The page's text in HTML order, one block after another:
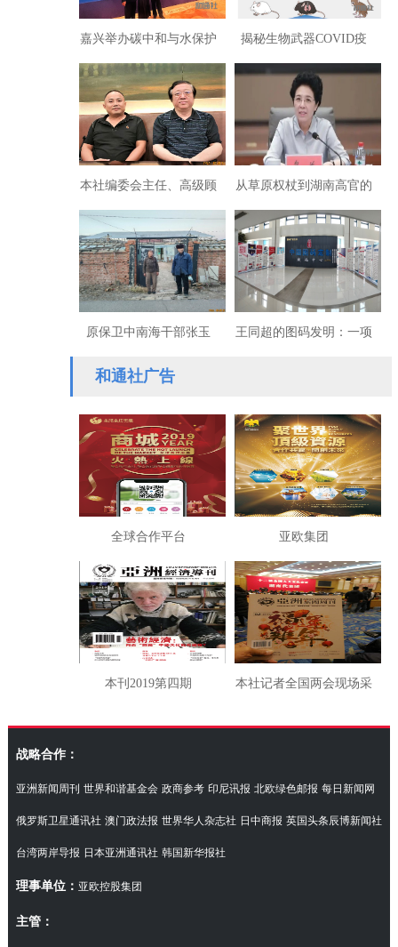
嘉兴举办碳中和与水保护
国际论坛首提数字金融助
力联合国财务改革
揭秘生物武器COVID疫
苗：纳米颗粒发出光信号
传达Mac地址
本社编委会主任、高级顾
问杨兆波：新华社《内
参》前总编辑
从草原权杖到湖南高官的
崩塌：乌兰贪腐链纪实
原保卫中南海干部张玉
新：三千吨原煤被抢，四
十年维权无门，公平正义
在何处？
王同超的图码发明：一项
和通社广告
全球合作平台 亚欧集团
本刊2019第四期 本社记者全国两会现场采
访湖南代表团
战略合作：
亚洲新闻周刊 世界和谐基金会 政商参考 印尼讯报 北欧绿色邮报 每日新闻网
俄罗斯卫星通讯社 澳门政法报 世界华人杂志社 日中商报 英国头条辰博新闻社
台湾两岸导报 日本亚洲通讯社 韩国新华报社
理事单位： 亚欧控股集团
主管：